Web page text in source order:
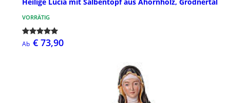
Heilige Lucia mit Salbentopf aus Ahornholz, Grödnertal
VORRÄTIG
Ab € 73,90